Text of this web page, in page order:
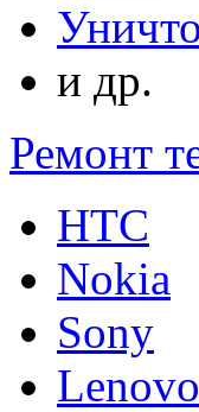
и др.
Ремонт
HTC
Nokia
Sony
Lenovo